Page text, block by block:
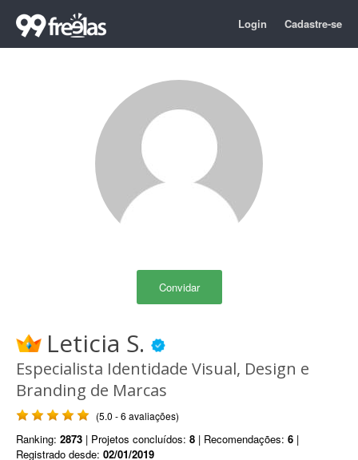
Login Cadastre-se
Convidar
Leticia S.
Especialista Identidade Visual, Design e
Branding de Marcas
(5.0 - 6 avaliações)
Ranking: 2873 | Projetos concluídos: 8 | Recomendações: 6 |
Registrado desde: 02/01/2019